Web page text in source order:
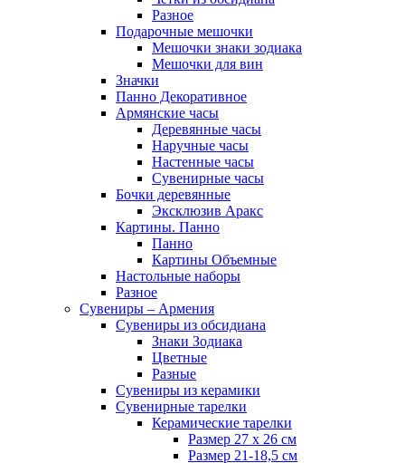
Разное
Подарочные мешочки
Мешочки знаки зодиака
Мешочки для вин
Значки
Панно Декоративное
Армянские часы
Деревянные часы
Наручные часы
Настенные часы
Сувенирные часы
Бочки деревянные
Эксклюзив Аракс
Картины. Панно
Панно
Картины Объемные
Настольные наборы
Разное
Сувениры – Армения
Сувениры из обсидиана
Знаки Зодиака
Цветные
Разные
Сувениры из керамики
Сувенирные тарелки
Керамические тарелки
Размер 27 х 26 см
Размер 21-18,5 см